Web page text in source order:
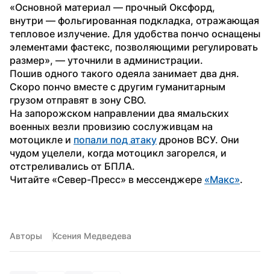
«Основной материал — прочный Оксфорд,
внутри — фольгированная подкладка, отражающая
тепловое излучение. Для удобства пончо оснащены
элементами фастекс, позволяющими регулировать
размер», — уточнили в администрации.
Пошив одного такого одеяла занимает два дня.
Скоро пончо вместе с другим гуманитарным
грузом отправят в зону СВО.
На запорожском направлении два ямальских
военных везли провизию сослуживцам на
мотоцикле и попали под атаку дронов ВСУ. Они
чудом уцелели, когда мотоцикл загорелся, и
отстреливались от БПЛА.
Читайте «Север-Пресс» в мессенджере «Макс».
Авторы Ксения Медведева